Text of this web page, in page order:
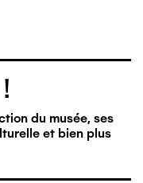
du musée, ses
et bien plus